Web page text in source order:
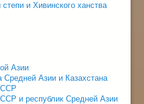
и Хивинского ханства
Азии
Средней Азии и Казахстана
ССР
и республик Средней Азии